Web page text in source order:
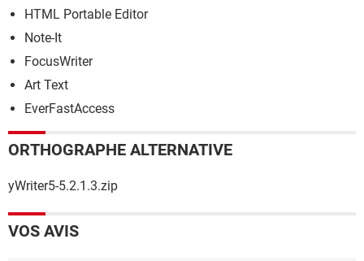
HTML Portable Editor
Note-It
FocusWriter
Art Text
EverFastAccess
ORTHOGRAPHE ALTERNATIVE
yWriter5-5.2.1.3.zip
VOS AVIS